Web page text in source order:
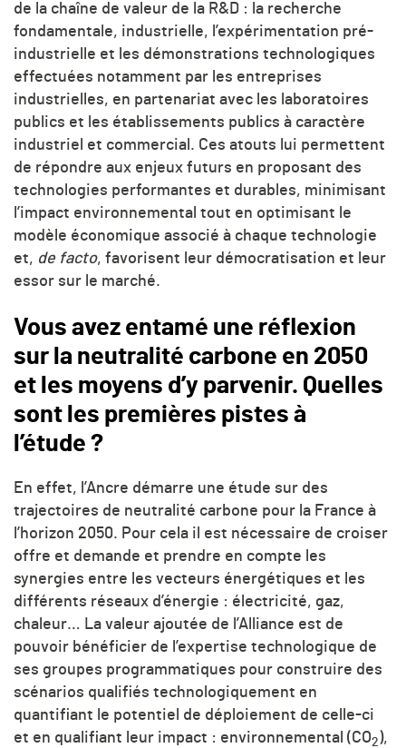
de la chaîne de valeur de la R&D : la recherche
fondamentale, industrielle, l’expérimentation pré-
industrielle et les démonstrations technologiques
effectuées notamment par les entreprises
industrielles, en partenariat avec les laboratoires
publics et les établissements publics à caractère
industriel et commercial. Ces atouts lui permettent
de répondre aux enjeux futurs en proposant des
technologies performantes et durables, minimisant
l’impact environnemental tout en optimisant le
modèle économique associé à chaque technologie
et, de facto, favorisent leur démocratisation et leur
essor sur le marché.
Vous avez entamé une réflexion
sur la neutralité carbone en 2050
et les moyens d’y parvenir. Quelles
sont les premières pistes à
l’étude ?
En effet, l’Ancre démarre une étude sur des
trajectoires de neutralité carbone pour la France à
l’horizon 2050. Pour cela il est nécessaire de croiser
offre et demande et prendre en compte les
synergies entre les vecteurs énergétiques et les
différents réseaux d’énergie : électricité, gaz,
chaleur… La valeur ajoutée de l’Alliance est de
pouvoir bénéficier de l’expertise technologique de
ses groupes programmatiques pour construire des
scénarios qualifiés technologiquement en
quantifiant le potentiel de déploiement de celle-ci
et en qualifiant leur impact : environnemental (CO2 ),